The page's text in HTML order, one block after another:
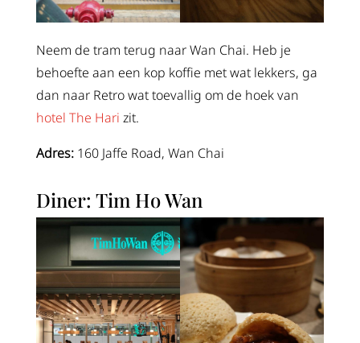
Neem de tram terug naar Wan Chai. Heb je
behoefte aan een kop koffie met wat lekkers, ga
dan naar Retro wat toevallig om de hoek van
hotel The Hari zit.
Adres:160 Jaffe Road, Wan Chai
Diner: Tim Ho Wan